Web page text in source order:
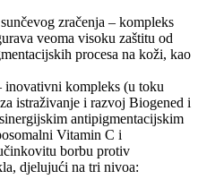
zračenja – kompleks
veoma visoku zaštitu od
procesa na koži, kao
inovativni kompleks (u toku
istraživanje i razvoj Biogened i
antipigmentacijskim
Vitamin C i
borbu protiv
djelujući na tri nivoa: